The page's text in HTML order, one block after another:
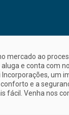
mercado ao
e conta com
um
e a
fácil. Venha nos